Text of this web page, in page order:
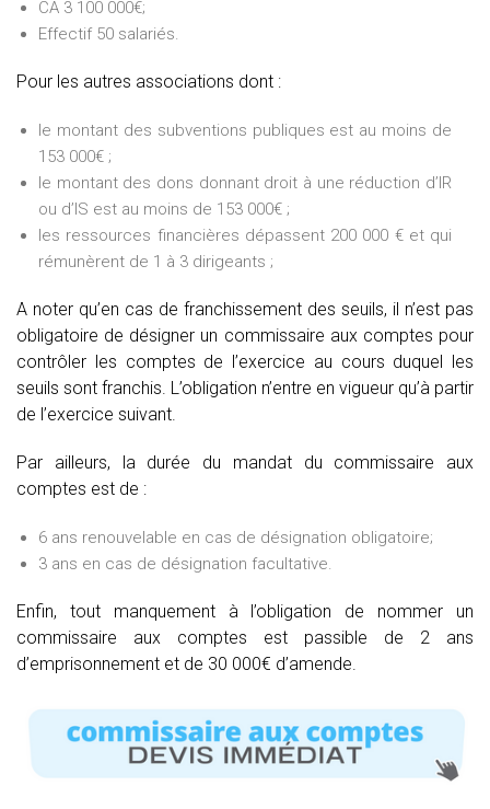
CA 3 100 000€;
Effectif 50 salariés.
Pour les autres associations dont :
le montant des subventions publiques est au moins de
153 000€ ;
le montant des dons donnant droit à une réduction d’IR
ou d’IS est au moins de 153 000€ ;
les ressources financières dépassent 200 000 € et qui
rémunèrent de 1 à 3 dirigeants ;
A noter qu’en cas de franchissement des seuils, il n’est pas
obligatoire de désigner un commissaire aux comptes pour
contrôler les comptes de l’exercice au cours duquel les
seuils sont franchis. L’obligation n’entre en vigueur qu’à partir
de l’exercice suivant.
Par ailleurs, la durée du mandat du commissaire aux
comptes est de :
6 ans renouvelable en cas de désignation obligatoire;
3 ans en cas de désignation facultative.
Enfin, tout manquement à l’obligation de nommer un
commissaire aux comptes est passible de 2 ans
d’emprisonnement et de 30 000€ d’amende.